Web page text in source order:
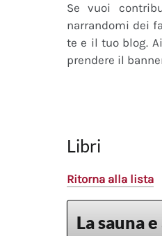
Se vuoi
narrandomi dei
te e il tuo blog.
prendere il
Libri
Ritorna alla lista
La sauna